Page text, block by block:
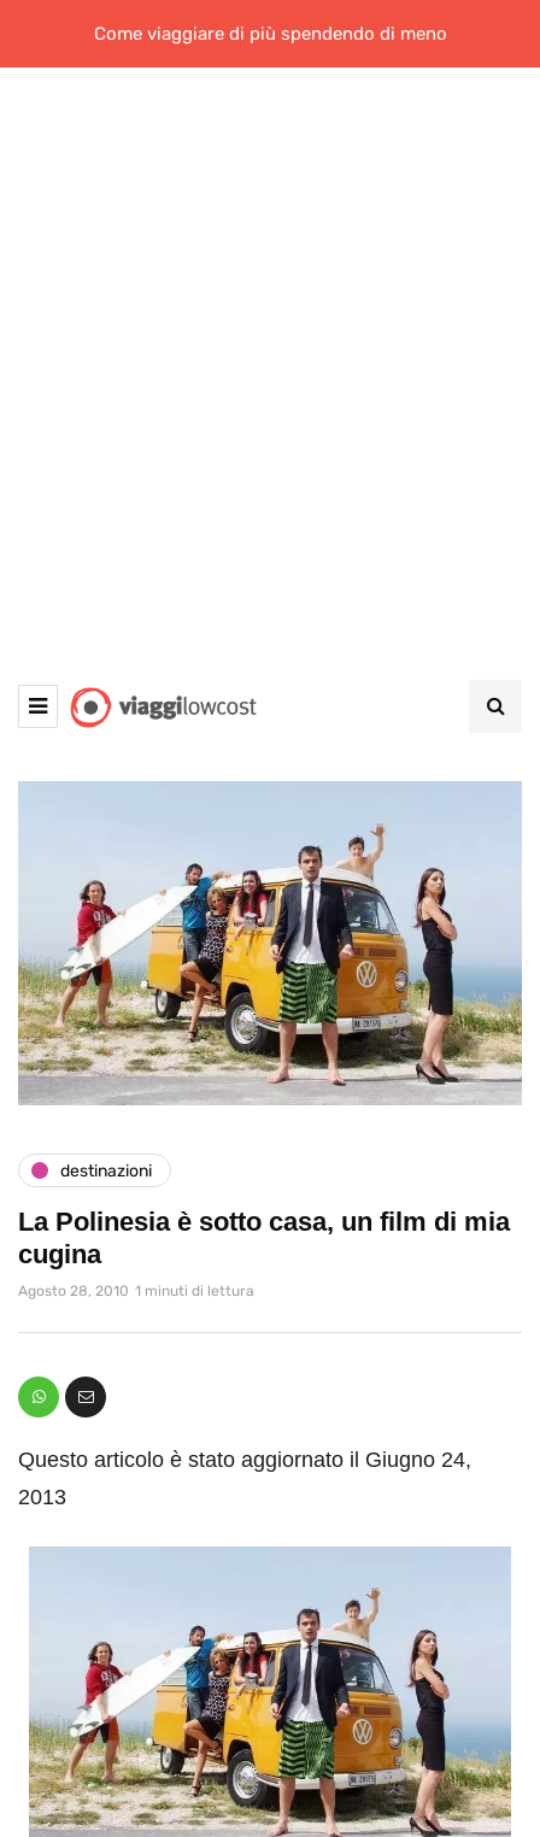
Come viaggiare di più spendendo di meno
destinazioni
La Polinesia è sotto casa, un film di mia
cugina
Agosto 28, 2010 1 minuti di lettura
Questo articolo è stato aggiornato il Giugno 24,
2013